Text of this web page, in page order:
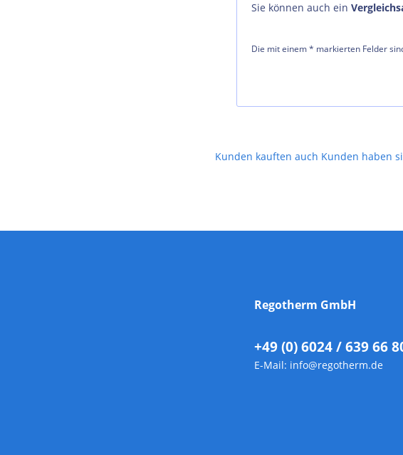
Sie können auch ein
Die mit einem * markierten Felder
Kunden kauften auch Kunden haben
Regotherm GmbH
+49 (0) 6024 / 639 66
E-Mail: info@regotherm.de